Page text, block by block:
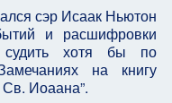
сэр Исаак Ньютон
и расшифровки
судить хотя бы по
на книгу
Иоаана”.